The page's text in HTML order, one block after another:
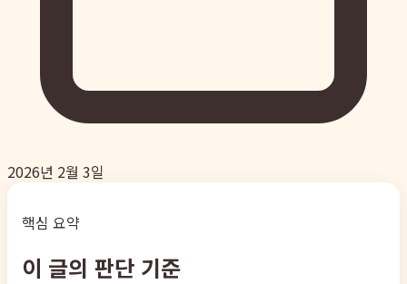
2026년 2월 3일
핵심 요약
이 글의 판단 기준